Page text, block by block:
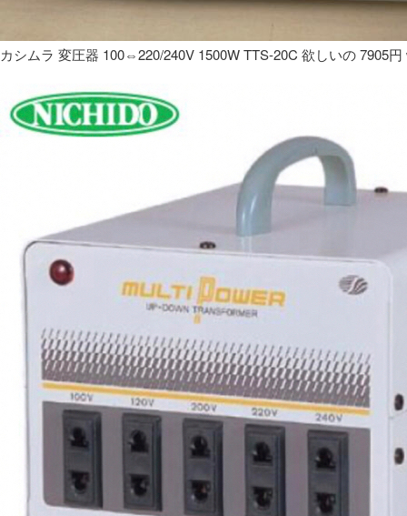
カシムラ 変圧器 100⇔220/240V 1500W TTS-20C 欲しいの 7905円